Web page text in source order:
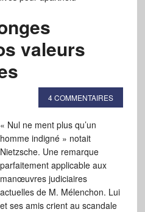
valeurs
4 COMMENTAIRES
« Nul ne ment plus qu’un
homme indigné » notait
Nietzsche. Une remarque
parfaitement applicable aux
manœuvres judiciaires
actuelles de M. Mélenchon. Lui
et ses amis crient au scandale